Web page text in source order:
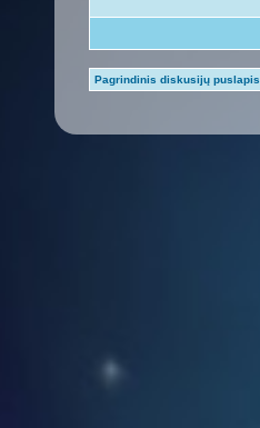
Pagrindinis diskusijų puslapis